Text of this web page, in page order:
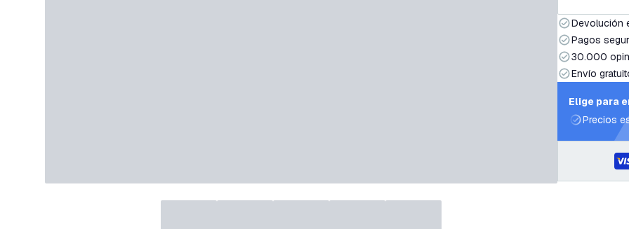
Devolución
Pagos
30.000
Envío
Elige para
Precios